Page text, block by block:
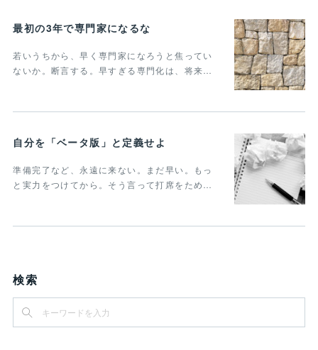
最初の3年で専門家になるな
若いうちから、早く専門家になろうと焦ってい
ないか。断言する。早すぎる専門化は、将来…
自分を「ベータ版」と定義せよ
準備完了など、永遠に来ない。まだ早い。もっ
と実力をつけてから。そう言って打席をため…
検索